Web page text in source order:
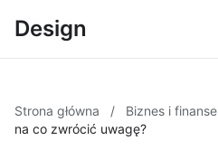
Design
Strona główna / Biznes i finanse
na co zwrócić uwagę?